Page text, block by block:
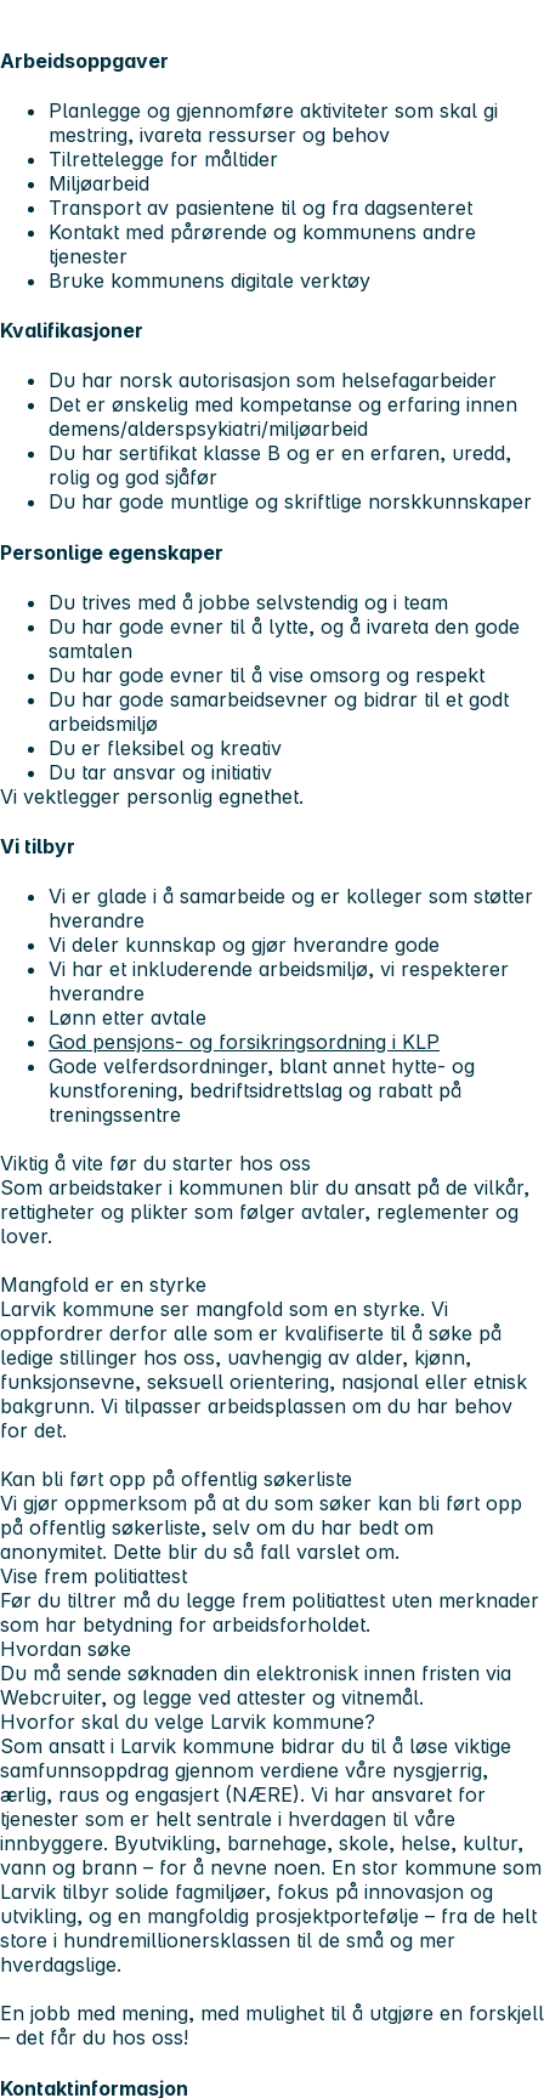
Arbeidsoppgaver
Planlegge og gjennomføre aktiviteter som skal gi
mestring, ivareta ressurser og behov
Tilrettelegge for måltider
Miljøarbeid
Transport av pasientene til og fra dagsenteret
Kontakt med pårørende og kommunens andre
tjenester
Bruke kommunens digitale verktøy
Kvalifikasjoner
Du har norsk autorisasjon som helsefagarbeider
Det er ønskelig med kompetanse og erfaring innen
demens/alderspsykiatri/miljøarbeid
Du har sertifikat klasse B og er en erfaren, uredd,
rolig og god sjåfør
Du har gode muntlige og skriftlige norskkunnskaper
Personlige egenskaper
Du trives med å jobbe selvstendig og i team
Du har gode evner til å lytte, og å ivareta den gode
samtalen
Du har gode evner til å vise omsorg og respekt
Du har gode samarbeidsevner og bidrar til et godt
arbeidsmiljø
Du er fleksibel og kreativ
Du tar ansvar og initiativ
Vi vektlegger personlig egnethet.
Vi tilbyr
Vi er glade i å samarbeide og er kolleger som støtter
hverandre
Vi deler kunnskap og gjør hverandre gode
Vi har et inkluderende arbeidsmiljø, vi respekterer
hverandre
Lønn etter avtale
God pensjons- og forsikringsordning i KLP
Gode velferdsordninger, blant annet hytte- og
kunstforening, bedriftsidrettslag og rabatt på
treningssentre
Viktig å vite før du starter hos oss
Som arbeidstaker i kommunen blir du ansatt på de vilkår,
rettigheter og plikter som følger avtaler, reglementer og
lover.
Mangfold er en styrke
Larvik kommune ser mangfold som en styrke. Vi
oppfordrer derfor alle som er kvalifiserte til å søke på
ledige stillinger hos oss, uavhengig av alder, kjønn,
funksjonsevne, seksuell orientering, nasjonal eller etnisk
bakgrunn. Vi tilpasser arbeidsplassen om du har behov
for det.
Kan bli ført opp på offentlig søkerliste
Vi gjør oppmerksom på at du som søker kan bli ført opp
på offentlig søkerliste, selv om du har bedt om
anonymitet. Dette blir du så fall varslet om.
Vise frem politiattest
Før du tiltrer må du legge frem politiattest uten merknader
som har betydning for arbeidsforholdet.
Hvordan søke
Du må sende søknaden din elektronisk innen fristen via
Webcruiter, og legge ved attester og vitnemål.
Hvorfor skal du velge Larvik kommune?
Som ansatt i Larvik kommune bidrar du til å løse viktige
samfunnsoppdrag gjennom verdiene våre nysgjerrig,
ærlig, raus og engasjert (NÆRE). Vi har ansvaret for
tjenester som er helt sentrale i hverdagen til våre
innbyggere. Byutvikling, barnehage, skole, helse, kultur,
vann og brann – for å nevne noen. En stor kommune som
Larvik tilbyr solide fagmiljøer, fokus på innovasjon og
utvikling, og en mangfoldig prosjektportefølje – fra de helt
store i hundremillionersklassen til de små og mer
hverdagslige.
En jobb med mening, med mulighet til å utgjøre en forskjell
– det får du hos oss!
Kontaktinformasjon